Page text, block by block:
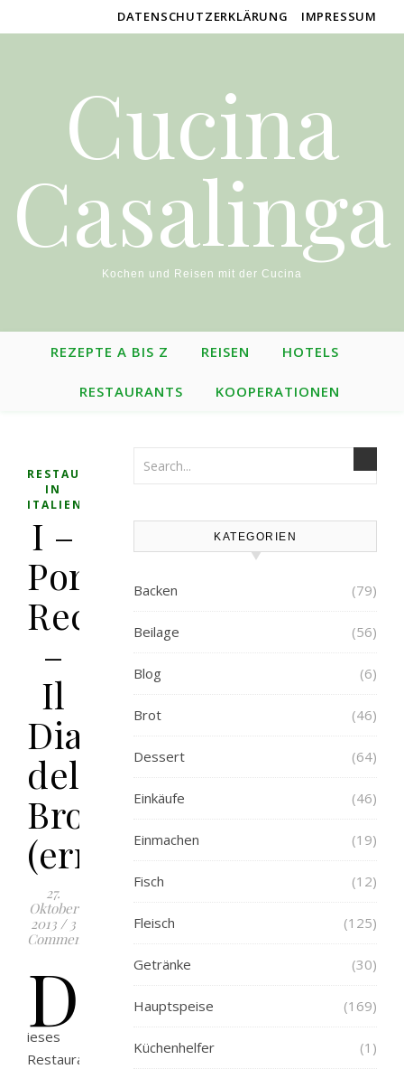
DATENSCHUTZERKLÄRUNG IMPRESSUM
Cucina
Casalinga
Kochen und Reisen mit der Cucina
REZEPTE A BIS Z REISEN HOTELS
RESTAURANTS KOOPERATIONEN
RESTAURANTS
UNTERWEGS
IN
ITALIEN
I –
Porto
Recanati
–
Il
Diavolo
del
Brodetto
(erneut)
27.
Oktober
2013 / 3
Comments
D
ieses
Restaurant
KATEGORIEN
Backen (79)
Beilage (56)
Blog (6)
Brot (46)
Dessert (64)
Einkäufe (46)
Einmachen (19)
Fisch (12)
Fleisch (125)
Getränke (30)
Hauptspeise (169)
Küchenhelfer (1)